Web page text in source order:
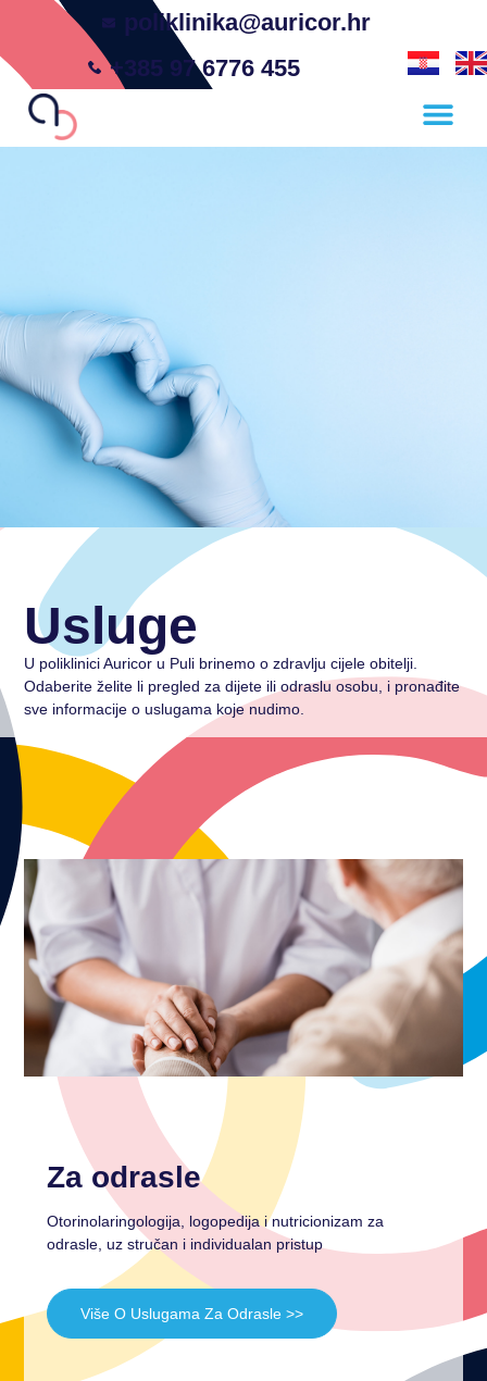
poliklinika@auricor.hr
+385 97 6776 455
Usluge
U poliklinici Auricor u Puli brinemo o zdravlju cijele obitelji.
Odaberite želite li pregled za dijete ili odraslu osobu, i pronađite
sve informacije o uslugama koje nudimo.
Za odrasle
Otorinolaringologija, logopedija i nutricionizam za
odrasle, uz stručan i individualan pristup
Više O Uslugama Za Odrasle >>